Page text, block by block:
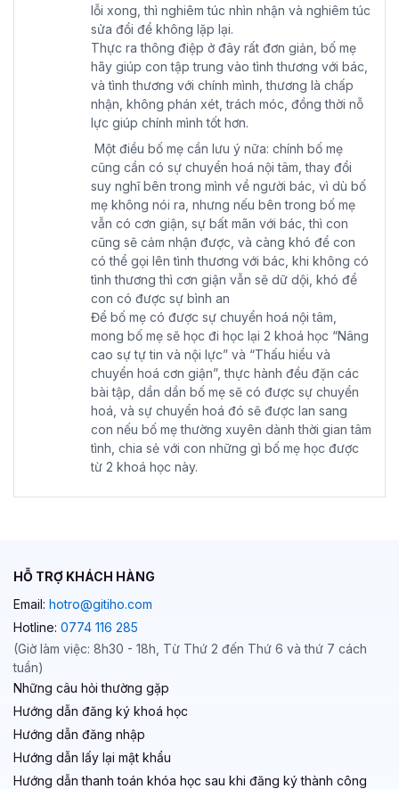
lỗi xong, thì nghiêm túc nhìn nhận và nghiêm túc
sửa đổi để không lặp lại.
Thực ra thông điệp ở đây rất đơn giản, bố mẹ
hãy giúp con tập trung vào tình thương với bác,
và tình thương với chính mình, thương là chấp
nhận, không phán xét, trách móc, đồng thời nỗ
lực giúp chính mình tốt hơn.
Một điều bố mẹ cần lưu ý nữa: chính bố mẹ
cũng cần có sự chuyển hoá nội tâm, thay đổi
suy nghĩ bên trong mình về người bác, vì dù bố
mẹ không nói ra, nhưng nếu bên trong bố mẹ
vẫn có cơn giận, sự bất mãn với bác, thì con
cũng sẽ cảm nhận được, và càng khó để con
có thể gọi lên tình thương với bác, khi không có
tình thương thì cơn giận vẫn sẽ dữ dội, khó để
con có được sự bình an
Để bố mẹ có được sự chuyển hoá nội tâm,
mong bố mẹ sẽ học đi học lại 2 khoá học “Nâng
cao sự tự tin và nội lực” và “Thấu hiểu và
chuyển hoá cơn giận”, thực hành đều đặn các
bài tập, dần dần bố mẹ sẽ có được sự chuyển
hoá, và sự chuyển hoá đó sẽ được lan sang
con nếu bố mẹ thường xuyên dành thời gian tâm
tình, chia sẻ với con những gì bố mẹ học được
từ 2 khoá học này.
HỖ TRỢ KHÁCH HÀNG
Email: hotro@gitiho.com
Hotline: 0774 116 285
(Giờ làm việc: 8h30 - 18h, Từ Thứ 2 đến Thứ 6 và thứ 7 cách
tuần)
Những câu hỏi thường gặp
Hướng dẫn đăng ký khoá học
Hướng dẫn đăng nhập
Hướng dẫn lấy lại mật khẩu
Hướng dẫn thanh toán khóa học sau khi đăng ký thành công